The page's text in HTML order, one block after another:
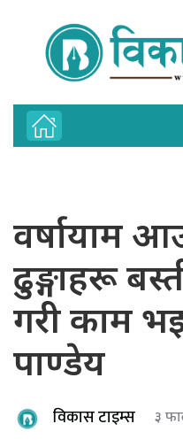
वर्षायाम
ढुङ्गाहरू
गरी काम
पाण्डेय
विकास टाइम्स ३